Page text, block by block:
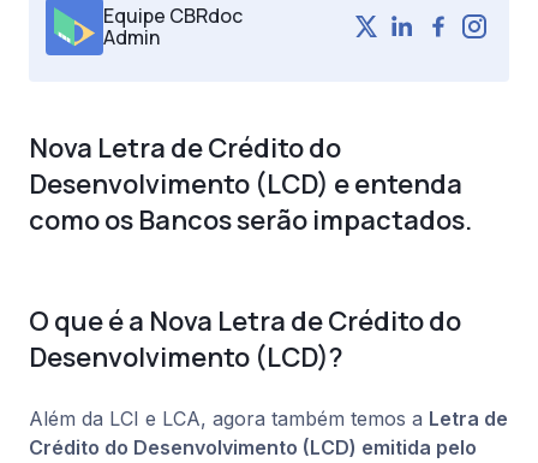
Equipe CBRdoc
Admin
Nova Letra de Crédito do
Desenvolvimento (LCD) e entenda
como os Bancos serão impactados.
O que é a Nova Letra de Crédito do
Desenvolvimento (LCD)?
Além da LCI e LCA, agora também temos a Letra de
Crédito do Desenvolvimento (LCD) emitida pelo